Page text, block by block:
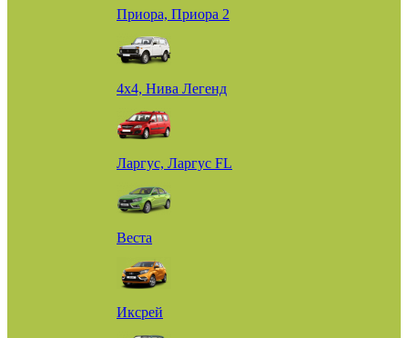
Приора, Приора 2
4х4, Нива Легенд
Ларгус, Ларгус FL
Веста
Иксрей